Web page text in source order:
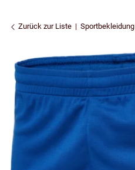
Zurück zur Liste Sportbekleidung